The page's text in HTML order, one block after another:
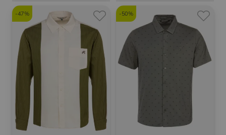
-47% -50%